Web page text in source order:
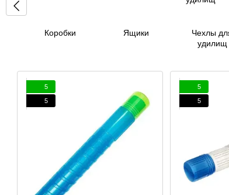
Коробки Ящики
Чехлы
удилищ
5
5
5
5